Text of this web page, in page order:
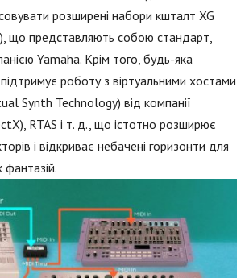
розширені набори кшталт XG
що представляють собою стандарт,
Yamaha. Крім того, будь-яка
роботу з віртуальними хостами
Synth Technology) від компанії
RTAS і т. д., що істотно розширює
і відкриває небачені горизонти для
фантазій.